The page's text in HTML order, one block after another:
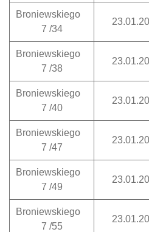
Broniewskiego
7 /34
Broniewskiego
7 /38
Broniewskiego
7 /40
Broniewskiego
7 /47
Broniewskiego
7 /49
Broniewskiego
7 /55